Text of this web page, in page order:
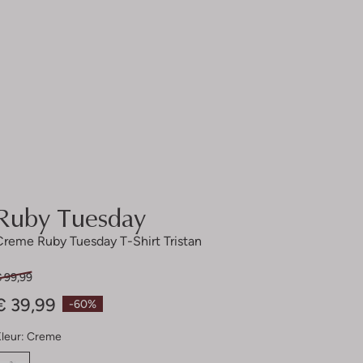
Tuesday
Ruby Tuesday T-Shirt Tristan
-60%
99,99
39,99
Creme